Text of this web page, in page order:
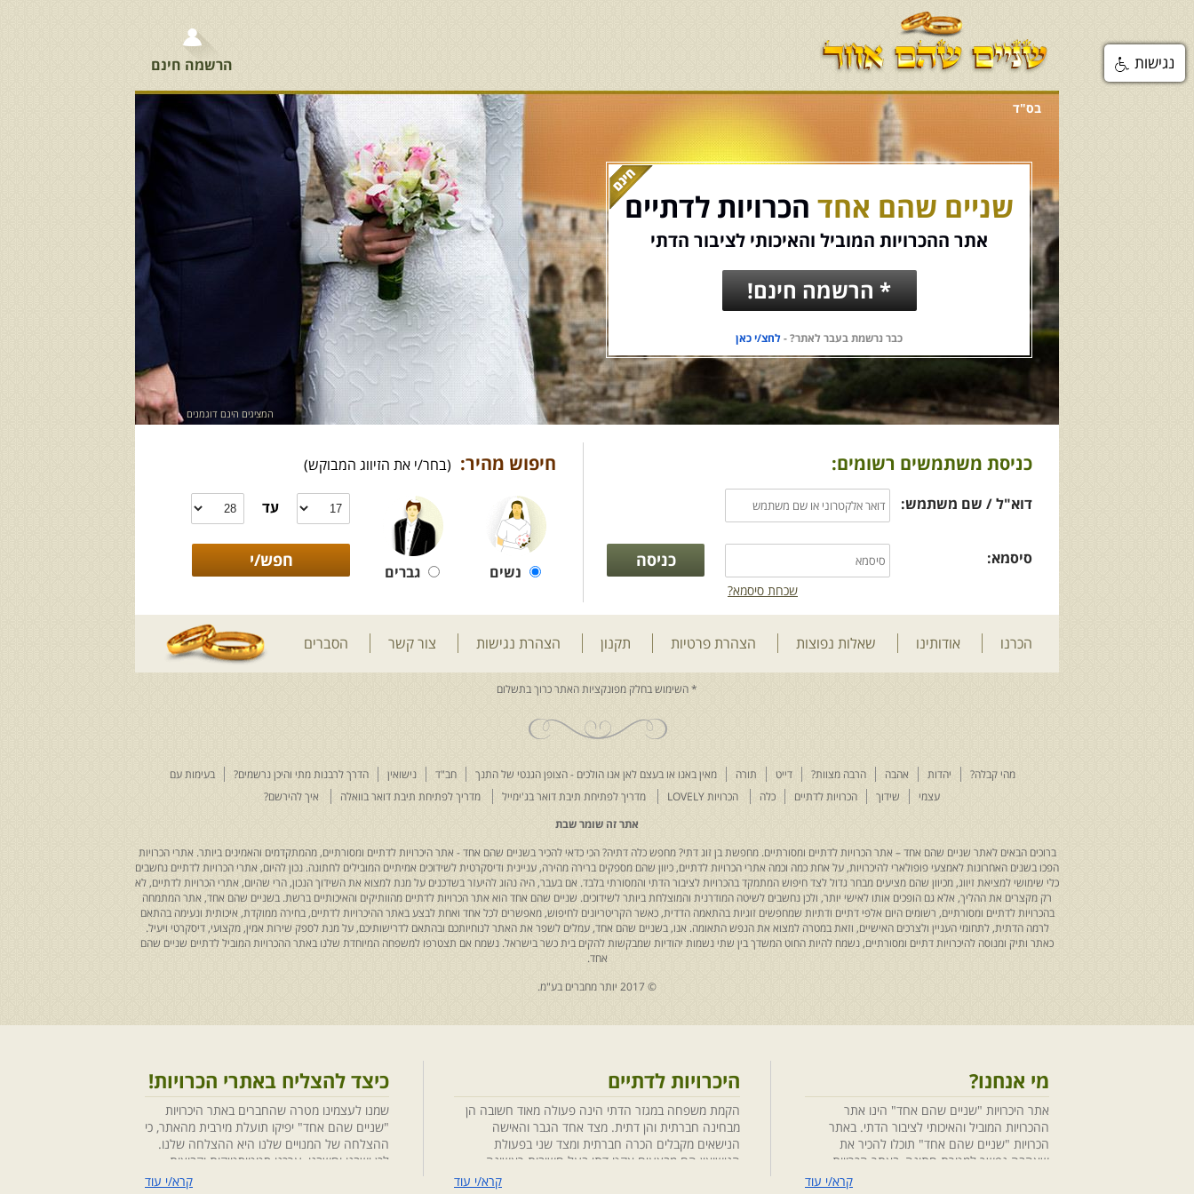
הרשמה חינם
בס"ד
שניים שהם אחד הכרויות לדתיים
אתר ההכרויות המוביל והאיכותי לציבור הדתי
* הרשמה חינם!
כבר נרשמת בעבר לאתר? -לחצ/י כאן
המציגים הינם דוגמנים
כניסת משתמשים רשומים:
דוא"ל / שם משתמש:
סיסמא:
שכחת סיסמא?
חיפוש מהיר: (בחר/י את הזיווג המבוקש)
נשים גברים
עד
הכרנו אודותינו שאלות נפוצות הצהרת פרטיות תקנון הצהרת נגישות צור קשר הסברים
מהי קבלה? יהדות אהבה הרבה מצוות? דייט תורה מאין באנו או בעצם לאן אנו הולכים - הצופן הגנטי של התנך חב"ד נישואין הדרך לרבנות מתי והיכן נרשמים?
בעימות עם
עצמי
שידוך הכרויות לדתיים כלה הכרויות LOVELY מדריך לפתיחת תיבת דואר בג'ימייל מדריך לפתיחת תיבת דואר בוואלה
איך להירשם?
אתר זה שומר שבת
ברוכים הבאים לאתר שניים שהם אחד – אתר הכרויות לדתיים ומסורתיים. מחפשת בן זוג דתי? מחפש כלה דתיה? הכי כדאי להכיר בשניים שהם אחד - אתר היכרויות לדתיים ומסורתיים, מהמתקדמים והאמינים ביותר. אתרי הכרויות
הפכו בשנים האחרונות לאמצעי פופולארי להיכרויות, על אחת כמה וכמה אתרי הכרויות לדתיים, כיוון שהם מספקים ברירה מהירה, עניינית ודיסקרטית לשידוכים אמיתיים המובילים לחתונה. נכון להיום, אתרי הכרויות לדתיים נחשבים
כלי שימושי למציאת זיווג, מכיוון שהם מציעים מבחר גדול לצד חיפוש המתמקד בהכרויות לציבור הדתי והמסורתי בלבד. אם בעבר, היה נהוג להיעזר בשדכנים על מנת למצוא את השידוך הנכון, הרי שהיום, אתרי הכרויות לדתיים, לא
רק מקצרים את ההליך, אלא גם הופכים אותו לאישי יותר, ולכן נחשבים לשיטה המודרנית והמוצלחת ביותר לשידוכים. שניים שהם אחד הוא אתר הכרויות לדתיים מהוותיקים והאיכותיים ברשת. בשניים שהם אחד, אתר המתמחה
בהכרויות לדתיים ומסורתיים, רשומים היום אלפי דתיים ודתיות שמחפשים זוגיות בהתאמה הדדית, כאשר הקריטריונים לחיפוש, מאפשרים לכל אחד ואחת לבצע באתר ההיכרויות לדתיים, בחירה ממוקדת, איכותית ונעימה בהתאם
לרמה הדתית, לתחומי העניין ולצרכים האישיים, וזאת במטרה למצוא את הנפש התאומה. אנו, בשניים שהם אחד, עמלים לשפר את האתר לנוחיותכם ובהתאם לדרישותיכם, על מנת לספק שירות אמין, מקצועי, דיסקרטי ויעיל.
כאתר ותיק ומנוסה להיכרויות דתיים ומסורתיים, נשמח להיות החוט המשדך בין שתי נשמות יהודיות שמבקשות להקים בית כשר בישראל. נשמח אם תצטרפו למשפחה המיוחדת שלנו באתר ההכרויות המוביל לדתיים שניים שהם
אחד.
© 2017 יותר מחברים בע"מ.
מי אנחנו?
אתר היכרויות "שניים שהם אחד" הינו אתר
ההכרויות המוביל והאיכותי לציבור הדתי. באתר
הכרויות "שניים שהם אחד" תוכלו להכיר את
שאהבה נפשך למטרת חתונה, באתר הכרויות
"שניים שהם אחד" הושקעו מחשבה ומאמציםקרא/י עוד
היכרויות לדתיים
הקמת משפחה במגזר הדתי הינה פעולה מאוד חשובה הן
מבחינה חברתית והן דתית. מצד אחד הגבר והאישה
הנישאים מקבלים הכרה חברתית ומצד שני בפעולת
הנישואין הם מבצעים אקט דתי בעל חשיבות ראשונה
במעלה. חשוב לציין בהקשר זה שגם הגורמים למפגשקרא/י עוד
כיצד להצליח באתרי הכרויות!
שמנו לעצמינו מטרה שהחברים באתר היכרויות
"שניים שהם אחד" יפיקו תועלת מירבית מהאתר, כי
ההצלחה של המנויים שלנו היא ההצלחה שלנו.
לכן ישבנו וחשבנו ,ערכנו סטטיסטיקות וקבוצות
מיקוד, בחנו התנהגויות ומגמות והמסקנה החדקרא/י עוד
נגישות